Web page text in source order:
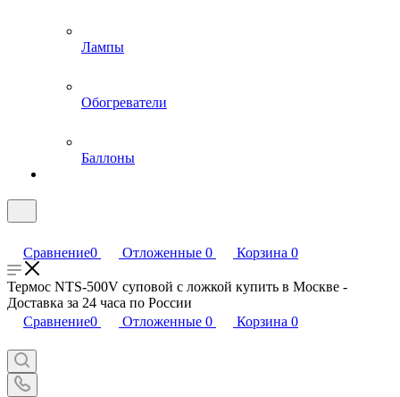
Лампы
Обогреватели
Баллоны
Сравнение0 Отложенные 0 Корзина 0
Термос NTS-500V суповой с ложкой купить в Москве -
Доставка за 24 часа по России
Сравнение0 Отложенные 0 Корзина 0